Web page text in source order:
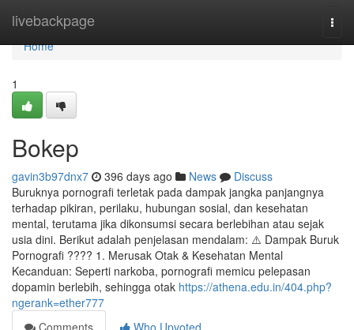
livebackpage
Home
Home
1
Bokep
gavin3b97dnx7 396 days ago News
Discuss
Buruknya pornografi terletak pada dampak jangka panjangnya
terhadap pikiran, perilaku, hubungan sosial, dan kesehatan
mental, terutama jika dikonsumsi secara berlebihan atau sejak
usia dini. Berikut adalah penjelasan mendalam: ⚠️ Dampak Buruk
Pornografi ???? 1. Merusak Otak & Kesehatan Mental
Kecanduan: Seperti narkoba, pornografi memicu pelepasan
dopamin berlebih, sehingga otak https://athena.edu.in/404.php?
ngerank=ether777
Comments
Who Upvoted